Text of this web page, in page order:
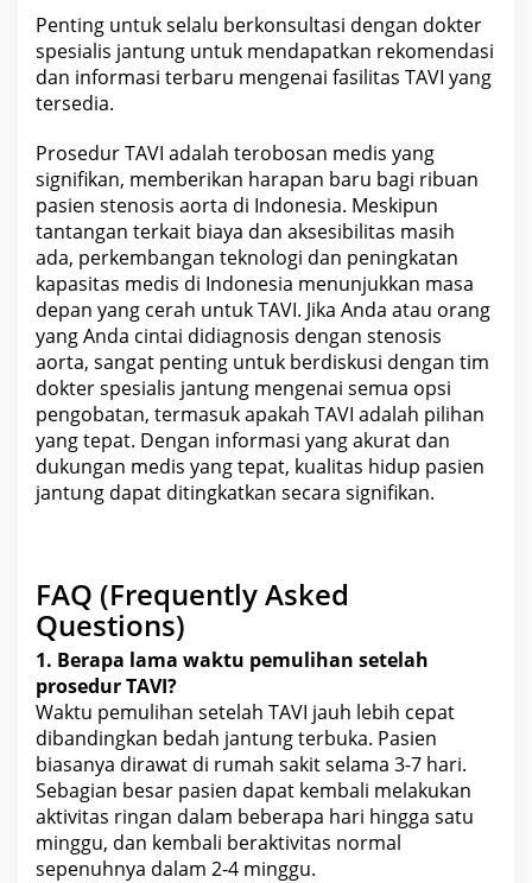
Penting untuk selalu berkonsultasi dengan dokter
spesialis jantung untuk mendapatkan rekomendasi
dan informasi terbaru mengenai fasilitas TAVI yang
tersedia.
Prosedur TAVI adalah terobosan medis yang
signifikan, memberikan harapan baru bagi ribuan
pasien stenosis aorta di Indonesia. Meskipun
tantangan terkait biaya dan aksesibilitas masih
ada, perkembangan teknologi dan peningkatan
kapasitas medis di Indonesia menunjukkan masa
depan yang cerah untuk TAVI. Jika Anda atau orang
yang Anda cintai didiagnosis dengan stenosis
aorta, sangat penting untuk berdiskusi dengan tim
dokter spesialis jantung mengenai semua opsi
pengobatan, termasuk apakah TAVI adalah pilihan
yang tepat. Dengan informasi yang akurat dan
dukungan medis yang tepat, kualitas hidup pasien
jantung dapat ditingkatkan secara signifikan.
FAQ (Frequently Asked
Questions)
1. Berapa lama waktu pemulihan setelah
prosedur TAVI?
Waktu pemulihan setelah TAVI jauh lebih cepat
dibandingkan bedah jantung terbuka. Pasien
biasanya dirawat di rumah sakit selama 3-7 hari.
Sebagian besar pasien dapat kembali melakukan
aktivitas ringan dalam beberapa hari hingga satu
minggu, dan kembali beraktivitas normal
sepenuhnya dalam 2-4 minggu.